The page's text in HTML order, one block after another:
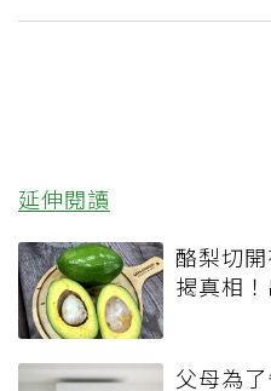
延伸閱讀
酪梨切
揭真相
父母為